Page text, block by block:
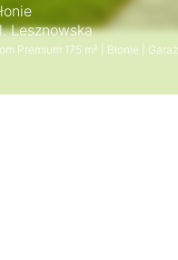
Lesznowska
Premium 175 m² | Błonie | Garaż